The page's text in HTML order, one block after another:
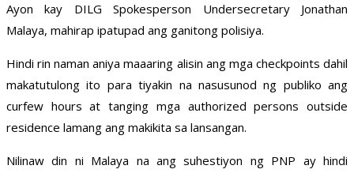
Ayon kay DILG Spokesperson Undersecretary Jonathan
Malaya, mahirap ipatupad ang ganitong polisiya.
Hindi rin naman aniya maaaring alisin ang mga checkpoints dahil
makatutulong ito para tiyakin na nasusunod ng publiko ang
curfew hours at tanging mga authorized persons outside
residence lamang ang makikita sa lansangan.
Nilinaw din ni Malaya na ang suhestiyon ng PNP ay hindi